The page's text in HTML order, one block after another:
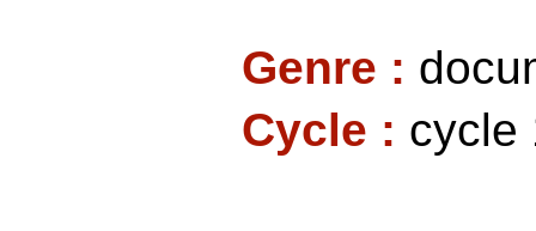
Genre :
Cycle : cycle